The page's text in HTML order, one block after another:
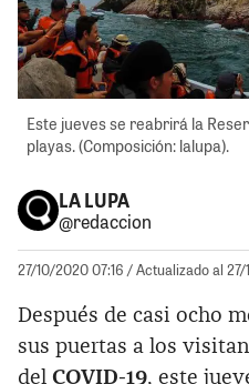
Este jueves se reabrirá la
playas. (Composición: lalupa).
LA LUPA
@redaccion
27/10/2020 07:16 / Actualizado al 27/
Después de casi ocho
sus puertas a los
del COVID-19, este